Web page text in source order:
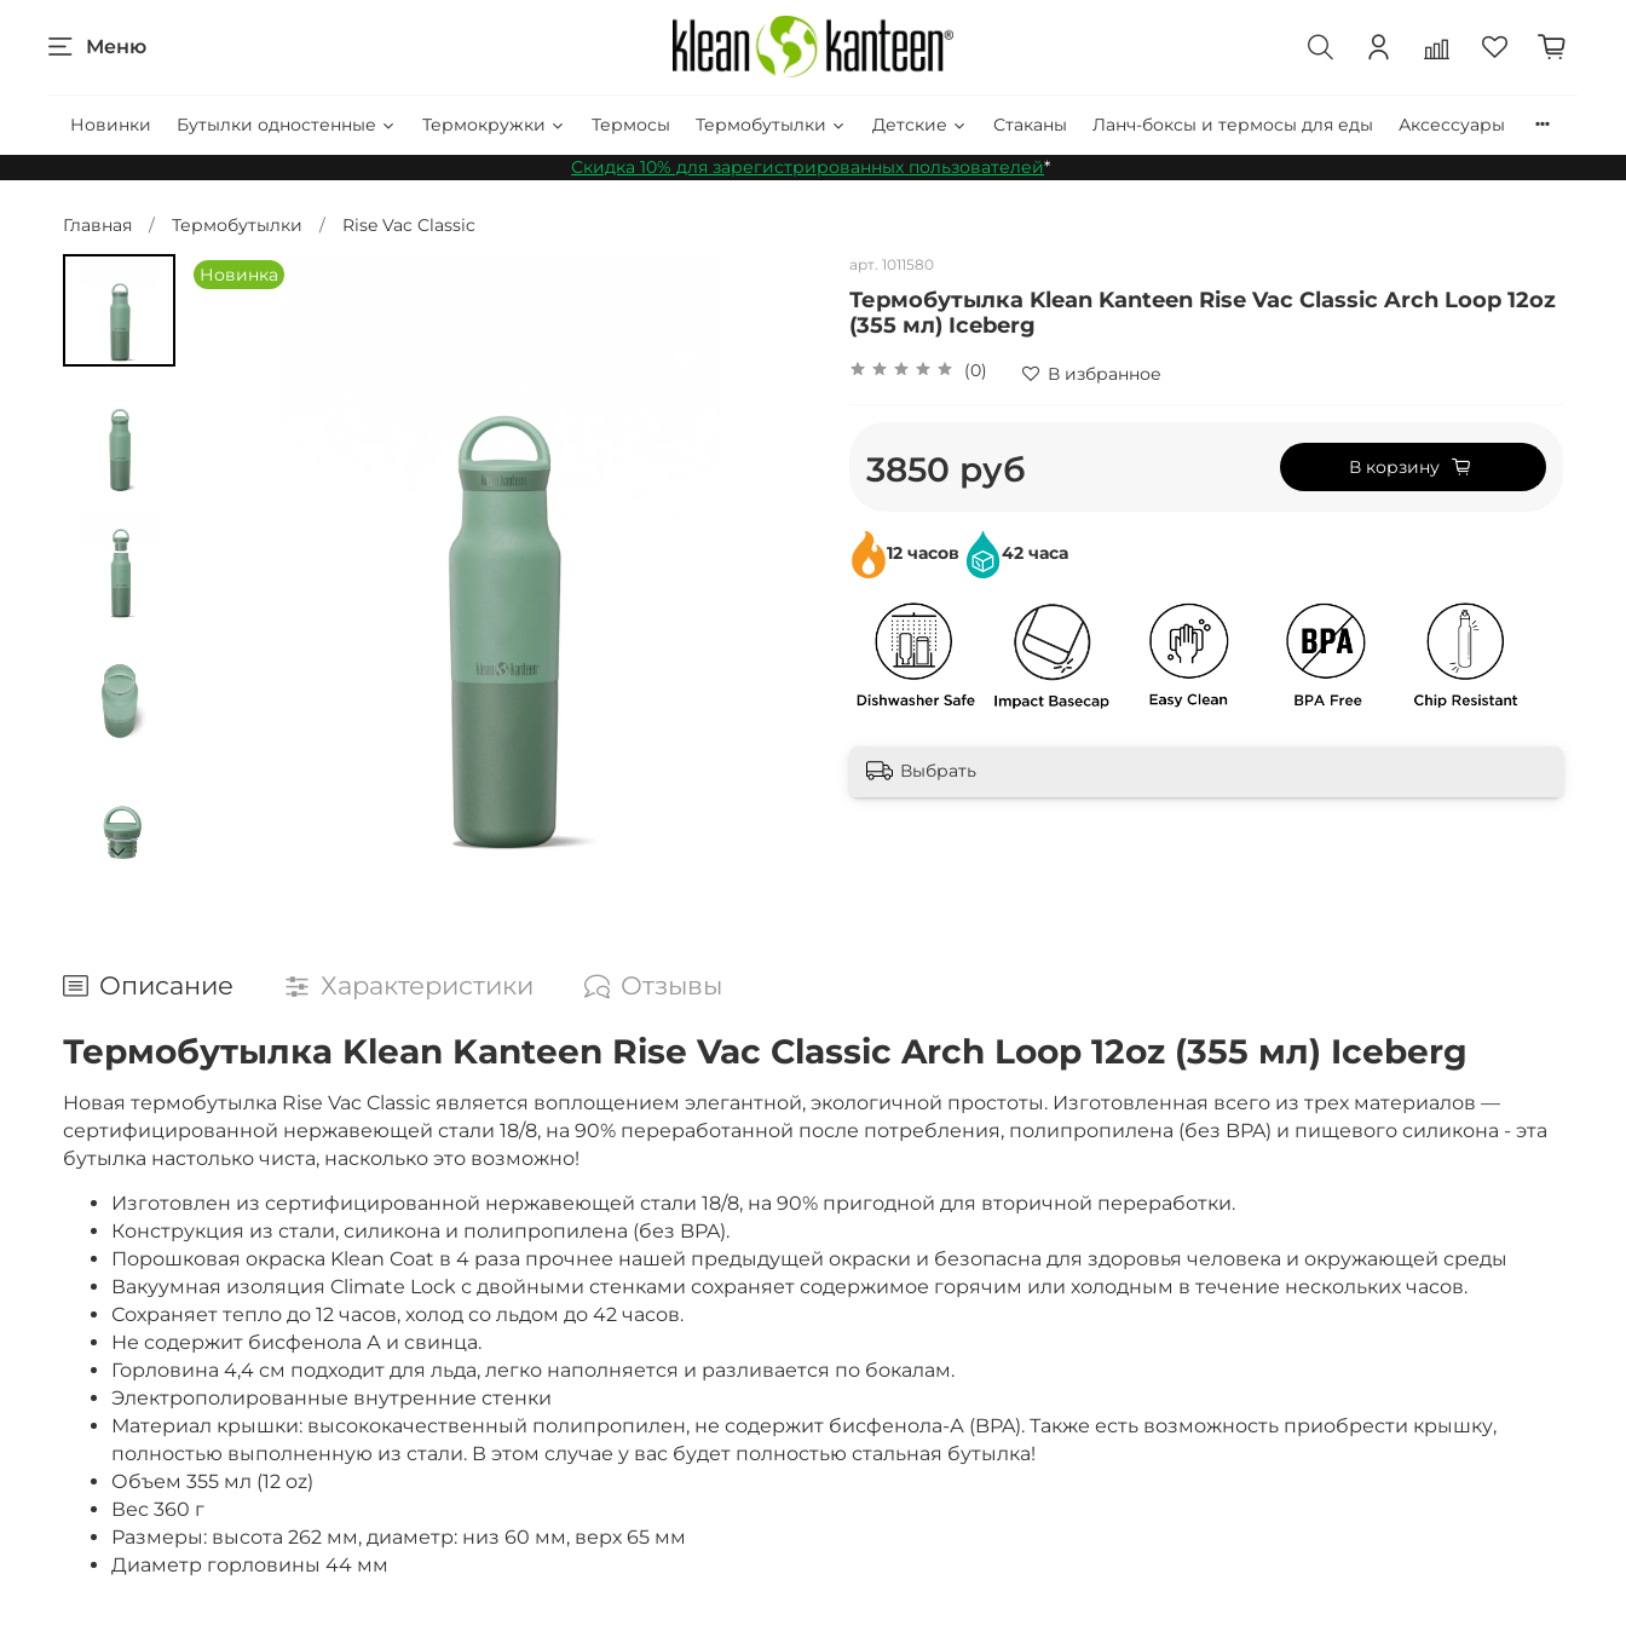
Меню
Новинки Бутылки одностенные Термокружки Термосы Термобутылки Детские Стаканы Ланч-боксы и термосы для еды
Аксессуары
Скидка 10% для зарегистрированных пользователей*
Главная Термобутылки Rise Vac Classic
Новинка арт. 1011580
Термобутылка Klean Kanteen Rise Vac Classic Arch Loop 12oz
(355 мл) Iceberg
(0) В избранное
3850 руб В корзину
12 часов 42 часа
Выбрать
Описание Характеристики Отзывы
Термобутылка Klean Kanteen Rise Vac Classic Arch Loop 12oz (355 мл) Iceberg
Новая термобутылка Rise Vac Classic является воплощением элегантной, экологичной простоты. Изготовленная всего из трех материалов —
сертифицированной нержавеющей стали 18/8, на 90% переработанной после потребления, полипропилена (без BPA) и пищевого силикона - эта
бутылка настолько чиста, насколько это возможно!
Изготовлен из сертифицированной нержавеющей стали 18/8, на 90% пригодной для вторичной переработки.
Конструкция из стали, силикона и полипропилена (без BPA).
Порошковая окраска Klean Coat в 4 раза прочнее нашей предыдущей окраски и безопасна для здоровья человека и окружающей среды
Вакуумная изоляция Climate Lock с двойными стенками сохраняет содержимое горячим или холодным в течение нескольких часов.
Сохраняет тепло до 12 часов, холод со льдом до 42 часов.
Не содержит бисфенола А и свинца.
Горловина 4,4 см подходит для льда, легко наполняется и разливается по бокалам.
Электрополированные внутренние стенки
Материал крышки: высококачественный полипропилен, не содержит бисфенола-А (BPA). Также есть возможность приобрести крышку,
полностью выполненную из стали. В этом случае у вас будет полностью стальная бутылка!
Объем 355 мл (12 oz)
Вес 360 г
Размеры: высота 262 мм, диаметр: низ 60 мм, верх 65 мм
Диаметр горловины 44 мм